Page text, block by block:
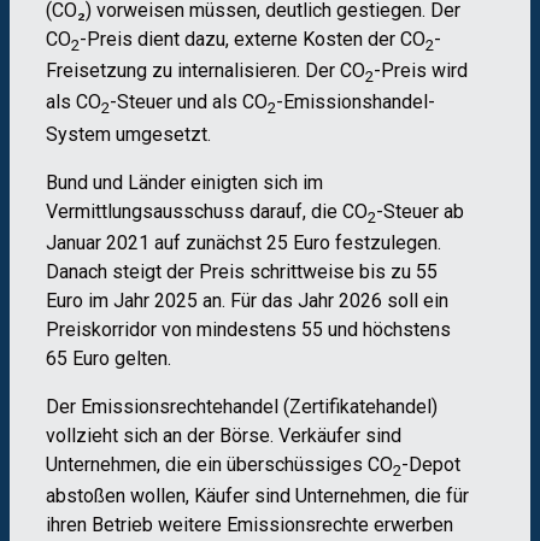
(CO₂) vorweisen müssen, deutlich gestiegen. Der
CO2-Preis dient dazu, externe Kosten der CO2-
Freisetzung zu internalisieren. Der CO2-Preis wird
als CO2-Steuer und als CO2-Emissionshandel-
System umgesetzt.
Bund und Länder einigten sich im
Vermittlungsausschuss darauf, die CO2-Steuer ab
Januar 2021 auf zunächst 25 Euro festzulegen.
Danach steigt der Preis schrittweise bis zu 55
Euro im Jahr 2025 an. Für das Jahr 2026 soll ein
Preiskorridor von mindestens 55 und höchstens
65 Euro gelten.
Der Emissionsrechtehandel (Zertifikatehandel)
vollzieht sich an der Börse. Verkäufer sind
Unternehmen, die ein überschüssiges CO2-Depot
abstoßen wollen, Käufer sind Unternehmen, die für
ihren Betrieb weitere Emissionsrechte erwerben